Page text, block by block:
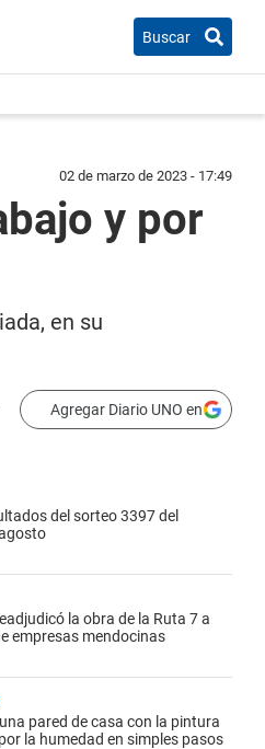
Buscar
02 de marzo de 2023 - 17:49
y por
en su
Agregar Diario UNO en
del sorteo 3397 del
la obra de la Ruta 7 a
empresas mendocinas
pared de casa con la pintura
la humedad en simples pasos